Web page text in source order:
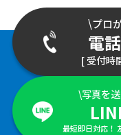
\プロ
電
[ 受付時
\写真を
最短即日対応！